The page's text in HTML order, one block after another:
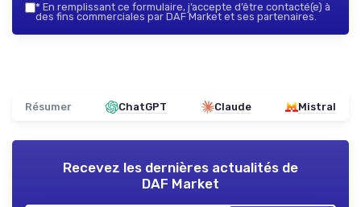
* En remplissant ce formulaire, j’accepte d’être contacté(e) à
des fins commerciales par DAF Market et ses partenaires.
Résumer ChatGPT Claude Mistral
Recevez les dernières actualités de
DAF Market